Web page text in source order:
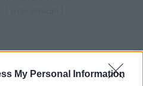
My Personal Information